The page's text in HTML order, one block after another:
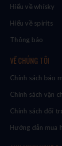
Hiểu về whisky
Hiểu về spirits
Thông báo
VỀ CHÚNG TÔI
Chính sách bảo
Chính sách vận
Chính sách đổi
Hướng dẫn mua